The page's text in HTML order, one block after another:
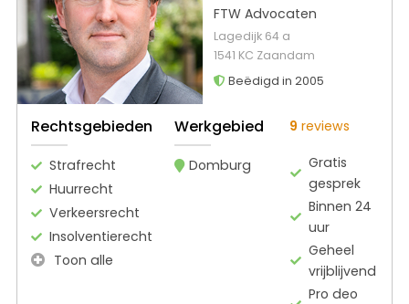
FTW Advocaten
Lagedijk 64 a
1541 KC Zaandam
Beëdigd in 2005
Rechtsgebieden
Strafrecht
Huurrecht
Verkeersrecht
Insolventierecht
Toon alle
Werkgebied
Domburg
9 reviews
Gratis
gesprek
Binnen 24
uur
Geheel
vrijblijvend
Pro deo